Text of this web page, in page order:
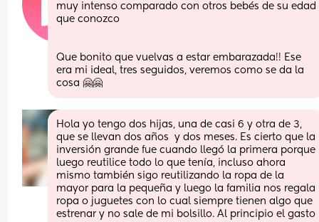
muy intenso comparado con otros bebés de su edad
que conozco
Que bonito que vuelvas a estar embarazada!! Ese
era mi ideal, tres seguidos, veremos como se da la
cosa 🤗🤗
Hola yo tengo dos hijas, una de casi 6 y otra de 3,
que se llevan dos años  y dos meses. Es cierto que la
inversión grande fue cuando llegó la primera porque
luego reutilice todo lo que tenía, incluso ahora
mismo también sigo reutilizando la ropa de la
mayor para la pequeña y luego la familia nos regala
ropa o juguetes con lo cual siempre tienen algo que
estrenar y no sale de mi bolsillo. Al principio el gasto